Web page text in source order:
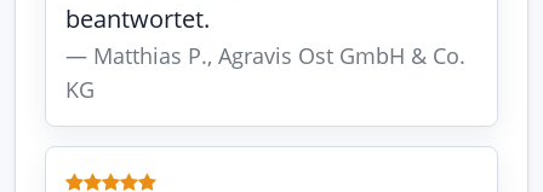
beantwortet.
Matthias P., Agravis Ost GmbH & Co.
KG